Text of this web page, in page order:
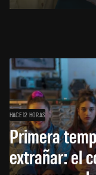
HACE 12 HORAS
Primera
extrañar: el